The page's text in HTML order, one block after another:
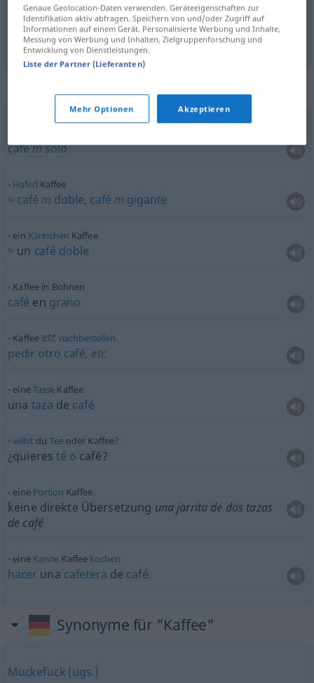
eso noesnadanuevo
cafémsolo
Haferl Kaffee
≈ café m doble, café m gigante
ein Kännchen Kaffee
≈ un café doble
Kaffee in Bohnen
café en grano
Kaffee etc nachbestellen
pedir otro café, etc
eineTasse Kaffee
una taza de café
willst duTeeoder Kaffee?
¿quieresté o café?
eine Portion Kaffee
keine direkte Übersetzung una jarrita de dos tazas
de café
eine Kanne Kaffee kochen
hacer una cafetera de café
Synonyme für "Kaffee"
Muckefuck (ugs.)
Genaue Geolocation-Daten verwenden. Geräteeigenschaften zur
Identifikation aktiv abfragen. Speichern von und/oder Zugriff auf
Informationen auf einem Gerät. Personalisierte Werbung und Inhalte,
Messung von Werbung und Inhalten, Zielgruppenforschung und
Entwicklung von Dienstleistungen.
Liste der Partner (Lieferanten)
Mehr Optionen Akzeptieren